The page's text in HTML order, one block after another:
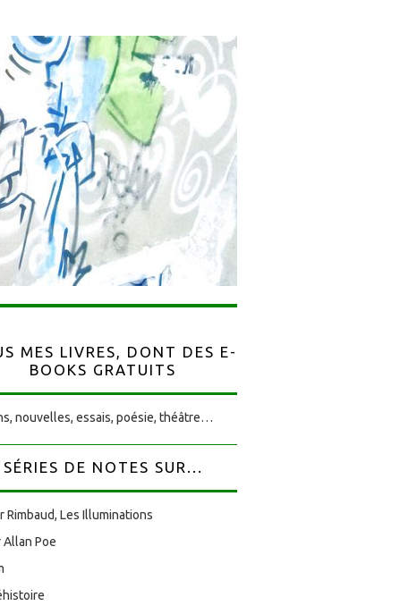
MES LIVRES, DONT DES E-
BOOKS GRATUITS
nouvelles, essais, poésie, théâtre…
SÉRIES DE NOTES SUR...
Rimbaud, Les Illuminations
Allan Poe